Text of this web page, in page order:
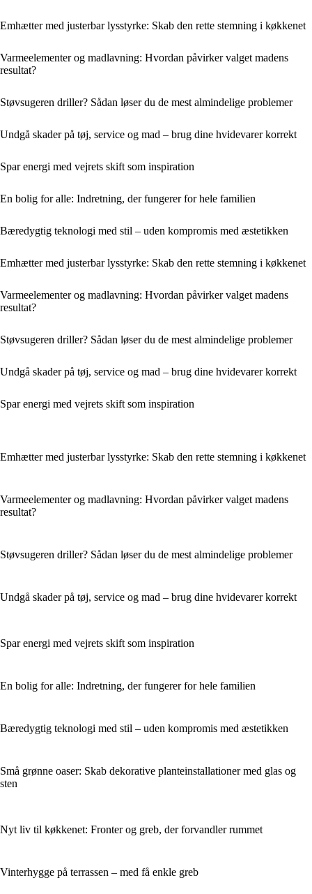
Emhætter med justerbar lysstyrke: Skab den rette stemning i køkkenet
Varmeelementer og madlavning: Hvordan påvirker valget madens
resultat?
Støvsugeren driller? Sådan løser du de mest almindelige problemer
Undgå skader på tøj, service og mad – brug dine hvidevarer korrekt
Spar energi med vejrets skift som inspiration
En bolig for alle: Indretning, der fungerer for hele familien
Bæredygtig teknologi med stil – uden kompromis med æstetikken
Emhætter med justerbar lysstyrke: Skab den rette stemning i køkkenet
Varmeelementer og madlavning: Hvordan påvirker valget madens
resultat?
Støvsugeren driller? Sådan løser du de mest almindelige problemer
Undgå skader på tøj, service og mad – brug dine hvidevarer korrekt
Spar energi med vejrets skift som inspiration
Emhætter med justerbar lysstyrke: Skab den rette stemning i køkkenet
Varmeelementer og madlavning: Hvordan påvirker valget madens
resultat?
Støvsugeren driller? Sådan løser du de mest almindelige problemer
Undgå skader på tøj, service og mad – brug dine hvidevarer korrekt
Spar energi med vejrets skift som inspiration
En bolig for alle: Indretning, der fungerer for hele familien
Bæredygtig teknologi med stil – uden kompromis med æstetikken
Små grønne oaser: Skab dekorative planteinstallationer med glas og
sten
Nyt liv til køkkenet: Fronter og greb, der forvandler rummet
Vinterhygge på terrassen – med få enkle greb